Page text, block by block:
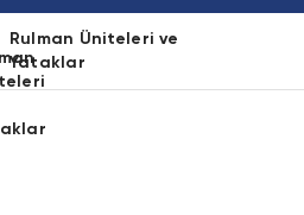
Rulman Üniteleri ve
Yataklar